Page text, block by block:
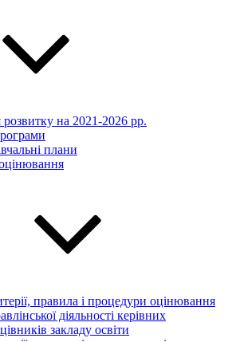
розвитку на 2021-2026 рр.
плани
правила і процедури оцінювання
діяльності керівних
закладу освіти